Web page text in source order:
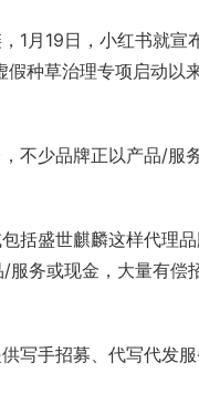
，1月19日，小红书就
种草治理专项启动以
不少品牌正以产品/服
括盛世麒麟这样代理
服务或现金，大量有
写手招募、代写代发